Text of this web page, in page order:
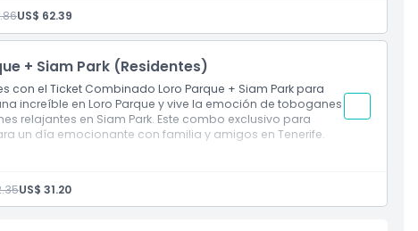
en Loro Parque
de agua, piscinas de olas y ríos tranquilos en Siam Park
un boleto combinado para dos principales atracciones
de aventuras
US$ 62.39
+ Siam Park (Residentes)
con el Ticket Combinado Loro Parque + Siam Park para
increíble en Loro Parque y vive la emoción de toboganes
relajantes en Siam Park. Este combo exclusivo para
un día emocionante con familia y amigos en Tenerife.
y exhibiciones educativas en Loro Parque
US$ 31.20